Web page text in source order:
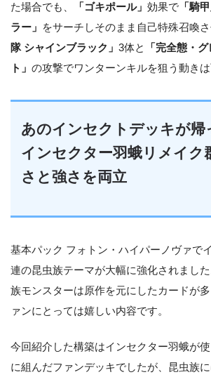
た場合でも、
「ゴキポール」 効果で 「騎
ラー」 をサーチしそのまま自己特殊召喚さ
隊 シャインブラック」 3体と
「完全態・
ト」 の攻撃でワンターンキルを狙う動きは
あのインセクトデッキが帰
インセクター羽蛾リメイク
さと強さを両立
基本パック フォトン・ハイパーノヴァで
連の昆虫族テーマが大幅に強化されまし
族モンスターは原作を元にしたカードが
ァンにとっては嬉しい内容です。
今回紹介した構築はインセクター羽蛾が
に組んだファンデッキでしたが、昆虫族